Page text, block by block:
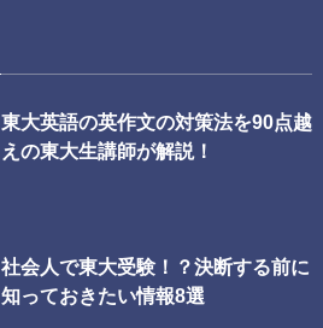
東大英語の英作文の対策法を90点越
えの東大生講師が解説！
社会人で東大受験！？決断する前に
知っておきたい情報8選